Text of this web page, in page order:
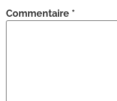
Commentaire *